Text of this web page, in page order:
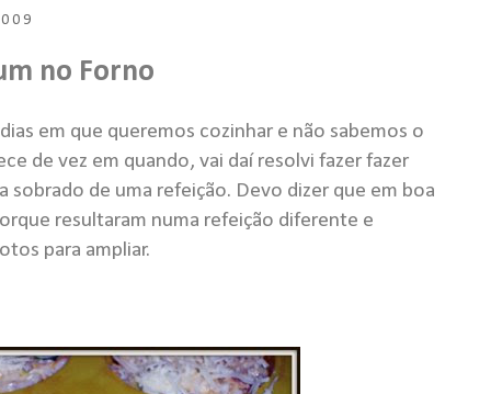
no Forno
em que queremos cozinhar e não sabemos o
de vez em quando, vai daí resolvi fazer fazer
de uma refeição. Devo dizer que em boa
resultaram numa refeição diferente e
para ampliar.